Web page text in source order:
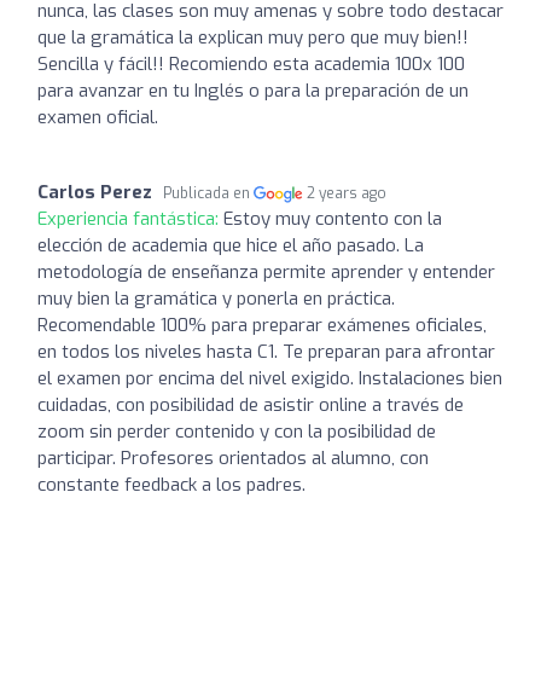
nunca, las clases son muy amenas y sobre todo destacar
que la gramática la explican muy pero que muy bien!!
Sencilla y fácil!! Recomiendo esta academia 100x 100
para avanzar en tu Inglés o para la preparación de un
examen oficial.
Carlos Perez Publicada en 2 years ago
Experiencia fantástica: Estoy muy contento con la
elección de academia que hice el año pasado. La
metodología de enseñanza permite aprender y entender
muy bien la gramática y ponerla en práctica.
Recomendable 100% para preparar exámenes oficiales,
en todos los niveles hasta C1. Te preparan para afrontar
el examen por encima del nivel exigido. Instalaciones bien
cuidadas, con posibilidad de asistir online a través de
zoom sin perder contenido y con la posibilidad de
participar. Profesores orientados al alumno, con
constante feedback a los padres.